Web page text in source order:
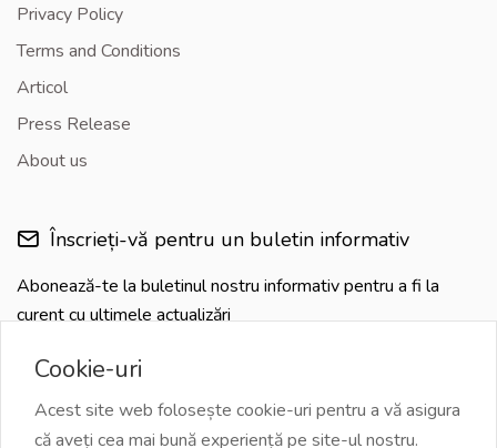
Privacy Policy
Terms and Conditions
Articol
Press Release
About us
Înscrieți-vă pentru un buletin informativ
Abonează-te la buletinul nostru informativ pentru a fi la
curent cu ultimele actualizări
Cookie-uri
Acest site web folosește cookie-uri pentru a vă asigura
că aveți cea mai bună experiență pe site-ul nostru.